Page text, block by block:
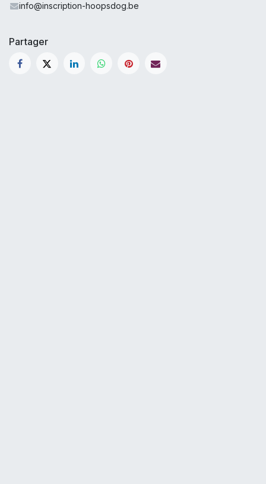
info@inscription-hoopsdog.be
Partager